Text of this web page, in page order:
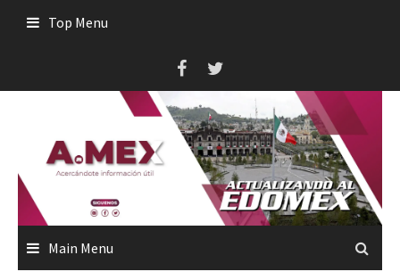
Top Menu
Main Menu